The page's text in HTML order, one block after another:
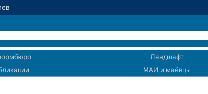
Ландшафт
МАИ и маёвцы